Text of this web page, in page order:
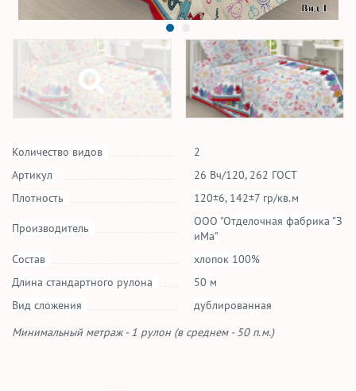
Количество видов
2
Артикул
26 Вч/120, 262 ГОСТ
Плотность
120±6, 142±7 гр/кв.м
Производитель
ООО "Отделочная фабрика "З
иМа"
Состав
хлопок 100%
Длина стандартного рулона
50 м
Вид сложения
дублированная
Минимальный метраж - 1 рулон (в среднем - 50 п.м.)